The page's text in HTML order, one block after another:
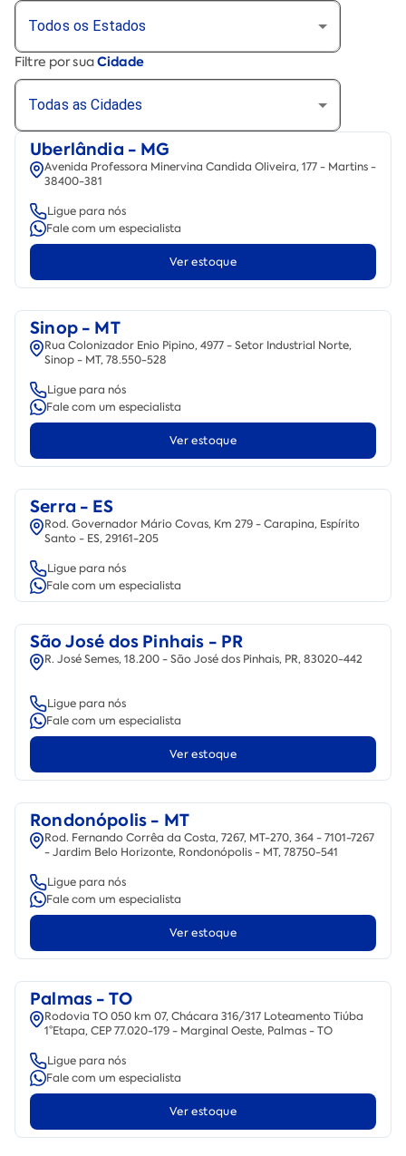
Todos os Estados
Filtre por suaCidade
Todas as Cidades
Uberlândia - MG
Avenida Professora Minervina Candida Oliveira, 177 - Martins -
38400-381
Ligue para nós
Fale com um especialista
Ver estoque
Sinop - MT
Rua Colonizador Enio Pipino, 4977 - Setor Industrial Norte,
Sinop - MT, 78.550-528
Ligue para nós
Fale com um especialista
Ver estoque
Serra - ES
Rod. Governador Mário Covas, Km 279 - Carapina, Espírito
Santo - ES, 29161-205
Ligue para nós
Fale com um especialista
São José dos Pinhais - PR
R. José Semes, 18.200 - São José dos Pinhais, PR, 83020-442
Ligue para nós
Fale com um especialista
Ver estoque
Rondonópolis - MT
Rod. Fernando Corrêa da Costa, 7267, MT-270, 364 - 7101-7267
- Jardim Belo Horizonte, Rondonópolis - MT, 78750-541
Ligue para nós
Fale com um especialista
Ver estoque
Palmas - TO
Rodovia TO 050 km 07, Chácara 316/317 Loteamento Tiúba
1°Etapa, CEP 77.020-179 - Marginal Oeste, Palmas - TO
Ligue para nós
Fale com um especialista
Ver estoque